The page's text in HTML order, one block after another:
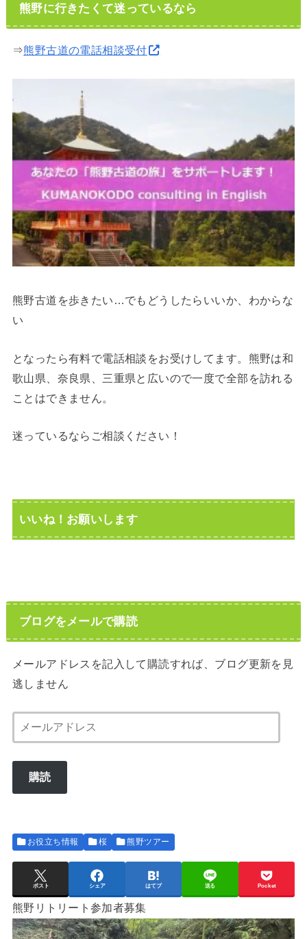
熊野に行きたくて迷っているなら
⇒熊野古道の電話相談受付
熊野古道を歩きたい…でもどうしたらいいか、わからな
い
となったら有料で電話相談をお受けしてます。熊野は和
歌山県、奈良県、三重県と広いので一度で全部を訪れる
ことはできません。
迷っているならご相談ください！
いいね！お願いします
ブログをメールで購読
メールアドレスを記入して購読すれば、ブログ更新を見
逃しません
ー
ル
ス
購読
お役立ち情報 桜 熊野ツアー
ポスト シェア はてブ 送る Pocket
熊野リトリート参加者募集